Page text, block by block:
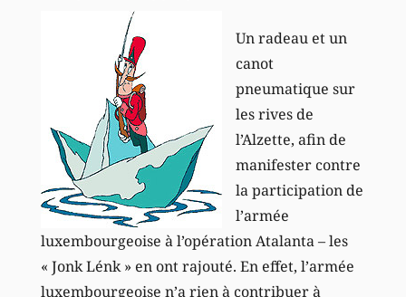
Un radeau et un
canot
pneumatique sur
les rives de
l’Alzette, afin de
manifester contre
la participation de
l’armée
luxembourgeoise à l’opération Atalanta – les
« Jonk Lénk » en ont rajouté. En effet, l’armée
luxembourgeoise n’a rien à contribuer à